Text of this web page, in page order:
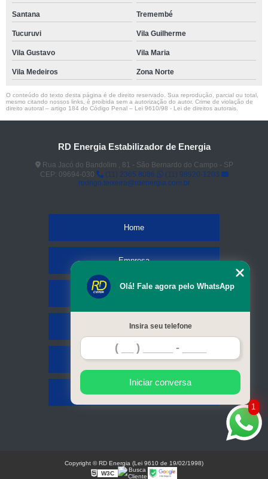
Santana Tremembé
Tucuruvi Vila Guilherme
Vila Gustavo Vila Maria
Vila Medeiros Zona Norte
O conteúdo do texto desta página é de direito reservado. Sua reprodução, parcial ou total,
mesmo citando nossos links, é proibida sem a autorização do autor. Crime de violação de
direito autoral – artigo 184 do Código Penal – Lei 9610/98 - Lei de direitos autorais
RD Energia Estabilizador de Energia
Rua Jacó do Bandolim , 81 - São Bernardo do Campo - SP
CEP: 09694-030
(11) 2365 8086
(11) 98920-1203
rodrigo.teixeira@rdenergia.com.br
Home
Empresa
Serviços
Contato
Mapa do site
1
Olá! Fale agora pelo WhatsApp
Insira seu telefone
Iniciar conversa
Copyright © RD Energia (Lei 9610 de 19/02/1998)
W3C